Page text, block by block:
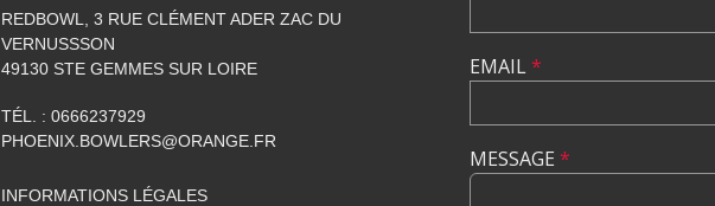
REDBOWL, 3 RUE CLÉMENT ADER ZAC DU
VERNUSSSON
49130 STE GEMMES SUR LOIRE
TÉL. : 0666237929
PHOENIX.BOWLERS@ORANGE.FR
INFORMATIONS LÉGALES
EMAIL*
MESSAGE *